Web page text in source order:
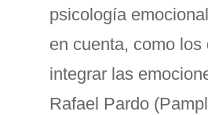
psicología
en cuenta, como
integrar las
Rafael Pardo